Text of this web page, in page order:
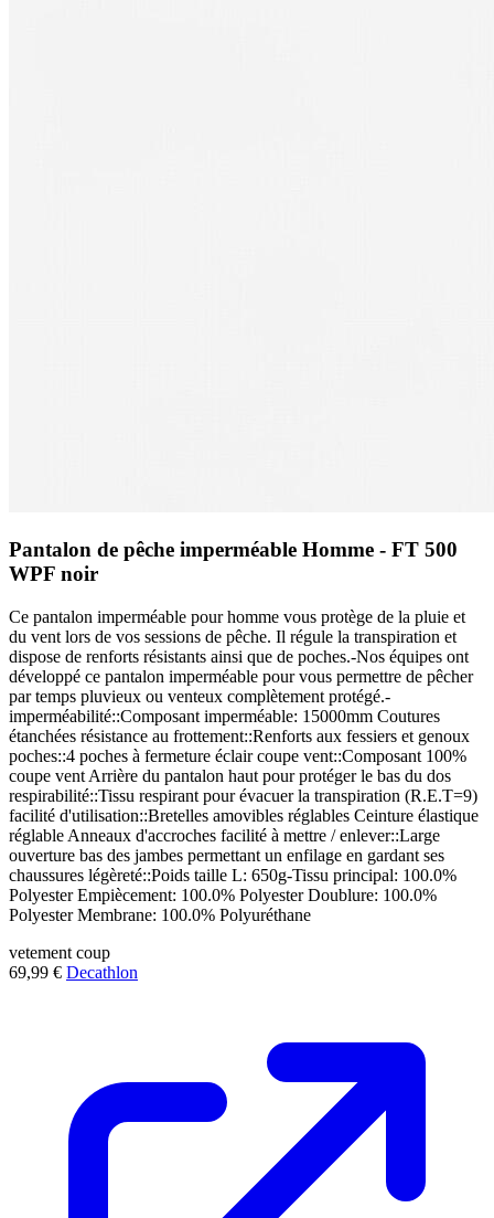
Pantalon de pêche imperméable Homme - FT 500
WPF noir
Ce pantalon imperméable pour homme vous protège de la pluie et
du vent lors de vos sessions de pêche. Il régule la transpiration et
dispose de renforts résistants ainsi que de poches.-Nos équipes ont
développé ce pantalon imperméable pour vous permettre de pêcher
par temps pluvieux ou venteux complètement protégé.-
imperméabilité::Composant imperméable: 15000mm Coutures
étanchées résistance au frottement::Renforts aux fessiers et genoux
poches::4 poches à fermeture éclair coupe vent::Composant 100%
coupe vent Arrière du pantalon haut pour protéger le bas du dos
respirabilité::Tissu respirant pour évacuer la transpiration (R.E.T=9)
facilité d'utilisation::Bretelles amovibles réglables Ceinture élastique
réglable Anneaux d'accroches facilité à mettre / enlever::Large
ouverture bas des jambes permettant un enfilage en gardant ses
chaussures légèreté::Poids taille L: 650g-Tissu principal: 100.0%
Polyester Empiècement: 100.0% Polyester Doublure: 100.0%
Polyester Membrane: 100.0% Polyuréthane
vetement coup
69,99 € Decathlon